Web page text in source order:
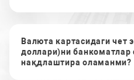
Валюта картасидаги чет
доллари)ни банкоматлар
нақдлаштира оламанми?